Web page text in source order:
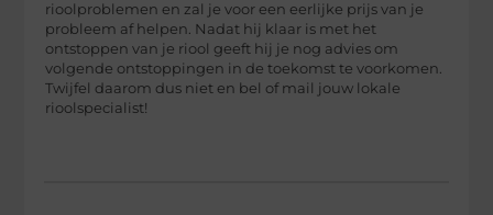
rioolproblemen en zal je voor een eerlijke prijs van je
probleem af helpen. Nadat hij klaar is met het
ontstoppen van je riool geeft hij je nog advies om
volgende ontstoppingen in de toekomst te voorkomen.
Twijfel daarom dus niet en bel of mail jouw lokale
rioolspecialist!